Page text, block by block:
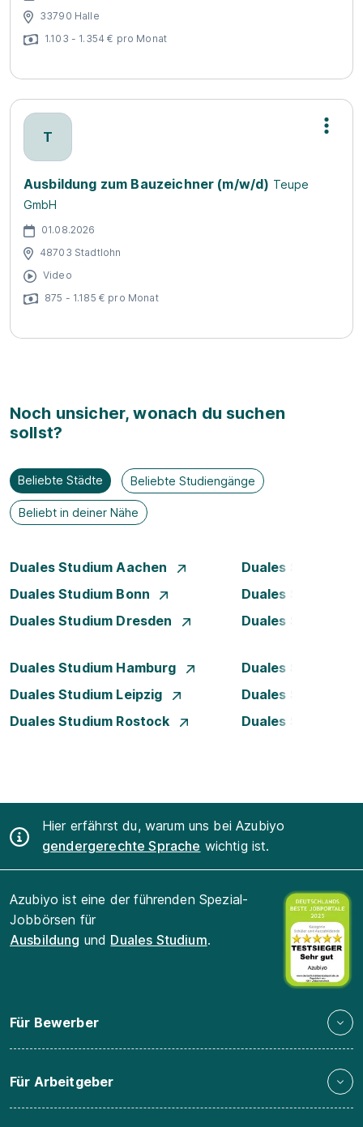
33790 Halle
1.103 - 1.354 € pro Monat
T
Ausbildung zum Bauzeichner (m/w/d) Teupe
GmbH
01.08.2026
48703 Stadtlohn
Video
875 - 1.185 € pro Monat
Noch unsicher, wonach du suchen
sollst?
Beliebte Städte Beliebte Studiengänge
Beliebt in deiner Nähe
Duales Studium Aachen
Duales Studium
Duales Studium Bonn
Duales Studium
Duales Studium Dresden
Duales Studium
Duales Studium Hamburg
Duales Studium
Duales Studium Leipzig
Duales Studium
Duales Studium Rostock
Duales Studium
Hier erfährst du, warum uns bei Azubiyo
gendergerechte Sprache wichtig ist.
Azubiyo ist eine der führenden Spezial-
Jobbörsen für
Ausbildung und Duales Studium.
Für Bewerber
Für Arbeitgeber